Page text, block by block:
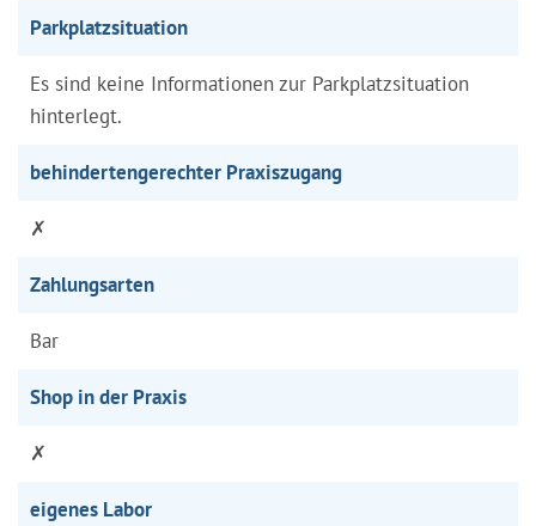
Parkplatzsituation
Es sind keine Informationen zur Parkplatzsituation
hinterlegt.
behindertengerechter Praxiszugang
✗
Zahlungsarten
Bar
Shop in der Praxis
✗
eigenes Labor